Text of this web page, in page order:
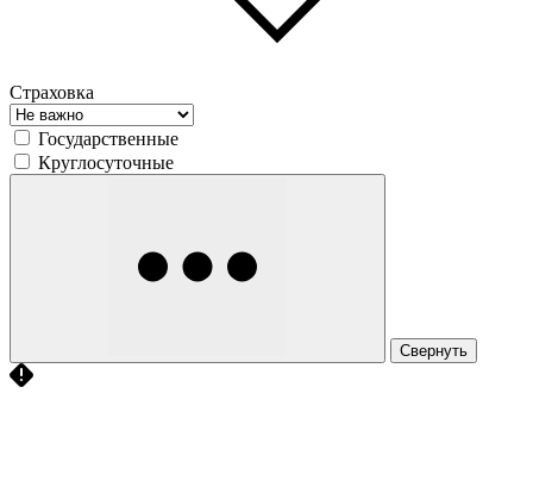
Страховка
Государственные
Круглосуточные
Свернуть